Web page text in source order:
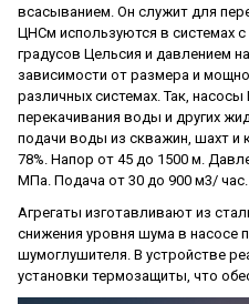
всасыванием. Он служит для
ЦНСм используются в системах
градусов Цельсия и давлением
зависимости от размера и
различных системах. Так,
перекачивания воды и других
подачи воды из скважин, шахт и
78%. Напор от 45 до 1500 м.
МПа. Подача от 30 до 900 м3/ час.
Агрегаты изготавливают из
снижения уровня шума в насосе
шумоглушителя. В устройстве
установки термозащиты, что